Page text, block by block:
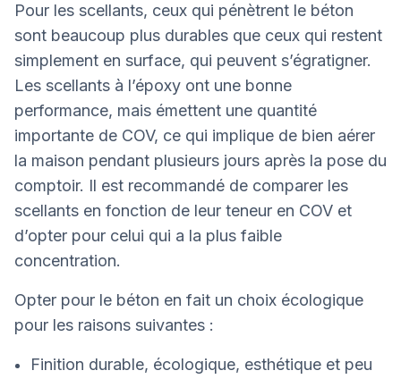
Pour les scellants, ceux qui pénètrent le béton
sont beaucoup plus durables que ceux qui restent
simplement en surface, qui peuvent s’égratigner.
Les scellants à l’époxy ont une bonne
performance, mais émettent une quantité
importante de COV, ce qui implique de bien aérer
la maison pendant plusieurs jours après la pose du
comptoir. Il est recommandé de comparer les
scellants en fonction de leur teneur en COV et
d’opter pour celui qui a la plus faible
concentration.
Opter pour le béton en fait un choix écologique
pour les raisons suivantes :
Finition durable, écologique, esthétique et peu